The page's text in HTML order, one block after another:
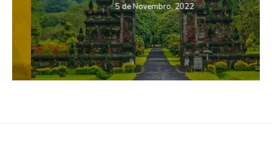
5 de Novembro, 2022